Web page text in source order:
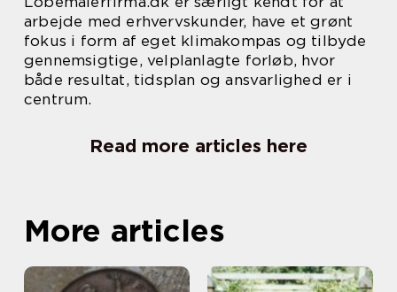
arbejde med erhvervskunder, have et grønt
fokus i form af eget klimakompas og tilbyde
gennemsigtige, velplanlagte forløb, hvor
både resultat, tidsplan og ansvarlighed er i
centrum.
Read more articles here
More articles